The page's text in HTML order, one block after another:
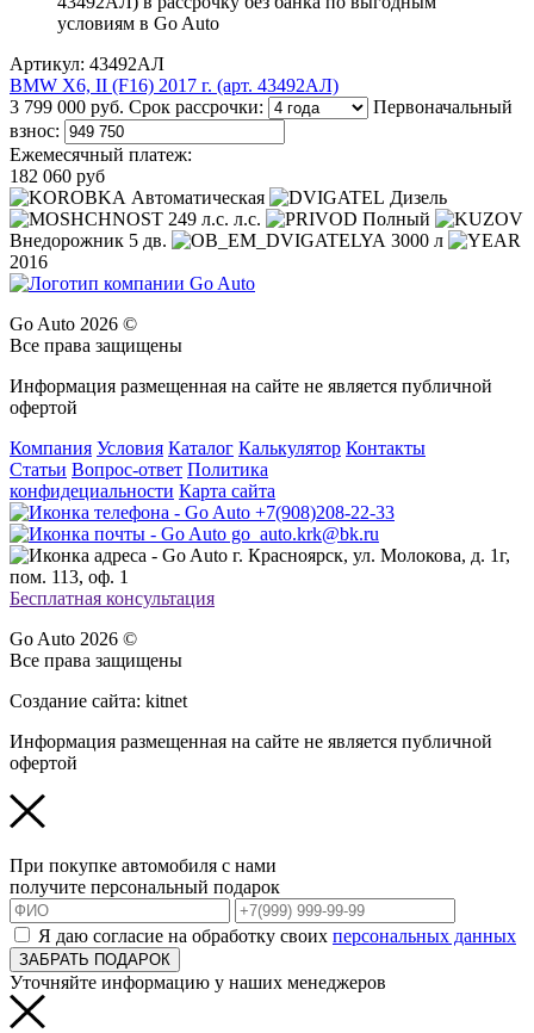
Артикул: 43492АЛ
BMW X6, II (F16) 2017 г. (арт. 43492АЛ)
3 799 000 руб. Срок рассрочки:
Первоначальный
взнос:
Ежемесячный платеж:
182 060 руб
Автоматическая
Дизель
249 л.с. л.с.
Полный
Внедорожник 5 дв.
3000 л
2016
Go Auto 2026 ©
Все права защищены
Информация размещенная на сайте не является публичной
офертой
Компания Условия Каталог Калькулятор Контакты
Статьи Вопрос-ответ Политика
конфидециальности Карта сайта
+7(908)208-22-33
go_auto.krk@bk.ru
г. Красноярск, ул. Молокова, д. 1г,
пом. 113, оф. 1
Бесплатная консультация
Go Auto 2026 ©
Все права защищены
Создание сайта: kitnet
Информация размещенная на сайте не является публичной
офертой
При покупке автомобиля с нами
получите персональный подарок
Я даю согласие на обработку своих персональных данных
ЗАБРАТЬ ПОДАРОК
Уточняйте информацию у наших менеджеров